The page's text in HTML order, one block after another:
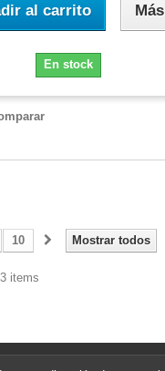
al carrito Más
En stock
Mostrar todos
10
items